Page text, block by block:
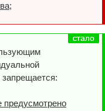
;
предусмотрено